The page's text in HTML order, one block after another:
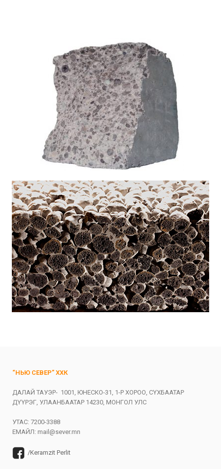
“НЬЮ СЕВЕР” ХХК
ДАЛАЙ ТАУЭР- 1001, ЮНЕСКО-31, 1-Р ХОРОО, СҮХБААТАР
ДҮҮРЭГ, УЛААНБААТАР 14230, МОНГОЛ УЛС
УТАС: 7200-3388
ЕМАЙЛ: mail@sever.mn
/Keramzit Perlit